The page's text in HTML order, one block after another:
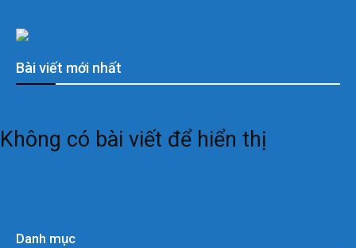
Bài viết mới nhất
Không có bài viết để hiển thị
Danh mục